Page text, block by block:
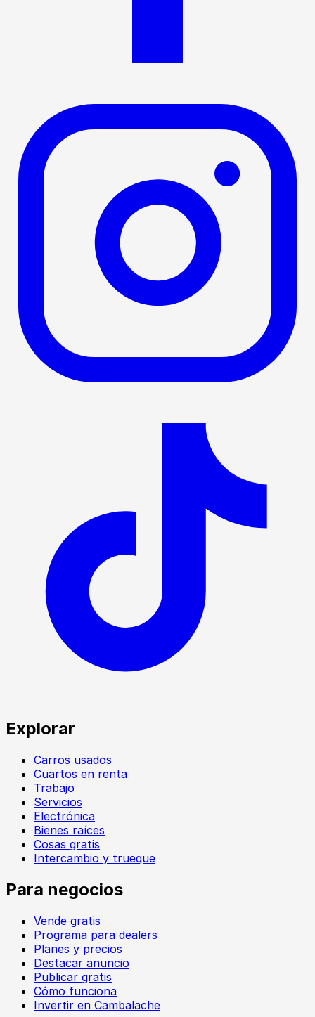
Explorar
Carros usados
Cuartos en renta
Trabajo
Servicios
Electrónica
Bienes raíces
Cosas gratis
Intercambio y trueque
Para negocios
Vende gratis
Programa para dealers
Planes y precios
Destacar anuncio
Publicar gratis
Cómo funciona
Invertir en Cambalache